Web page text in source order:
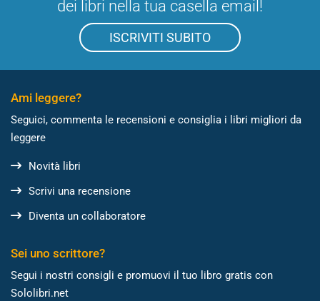
dei libri nella tua casella email!
ISCRIVITI SUBITO
Ami leggere?
Seguici, commenta le recensioni e consiglia i libri migliori da
leggere
Novità libri
Scrivi una recensione
Diventa un collaboratore
Sei uno scrittore?
Segui i nostri consigli e promuovi il tuo libro gratis con
Sololibri.net